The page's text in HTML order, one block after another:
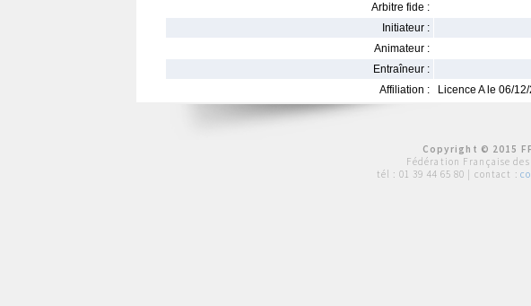
Arbitre fide :
Initiateur :
Animateur :
Entraîneur :
Affiliation :
Licence A le 06/
Copyright © 2015
Fédération Française des
tél : 01 39 44 65 80 | contact :